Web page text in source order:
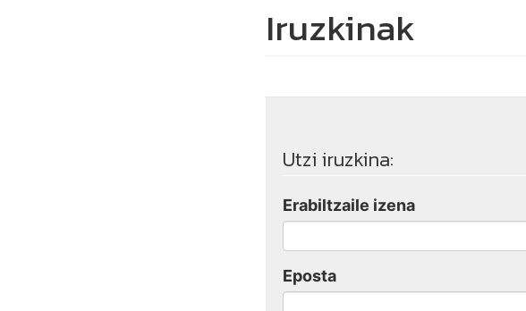
Iruzkinak
Utzi iruzkina:
Erabiltzaile izena
Eposta